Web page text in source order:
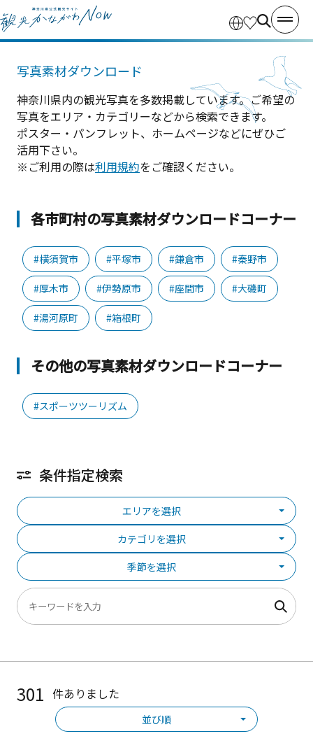
写真素材ダウンロード
神奈川県内の観光写真を多数掲載しています。ご希望の
写真をエリア・カテゴリーなどから検索できます。
ポスター・パンフレット、ホームページなどにぜひご
活用下さい。
※ご利用の際は利用規約をご確認ください。
各市町村の写真素材ダウンロードコーナー
#横須賀市 #平塚市 #鎌倉市 #秦野市
#厚木市 #伊勢原市 #座間市 #大磯町
#湯河原町 #箱根町
その他の写真素材ダウンロードコーナー
#スポーツツーリズム
条件指定検索
エリアを選択
カテゴリを選択
季節を選択
301 件ありました
並び順